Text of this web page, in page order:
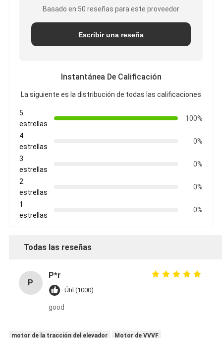
Basado en 50 reseñas para este proveedor
Escribir una reseña
Instantánea De Calificación
La siguiente es la distribución de todas las calificaciones
5
estrellas
100%
4
estrellas
0%
3
estrellas
0%
2
estrellas
0%
1
estrellas
0%
Todas las reseñas
P
P*r
Útil (1000)
good
motor de la tracción del elevador
Motor de VVVF